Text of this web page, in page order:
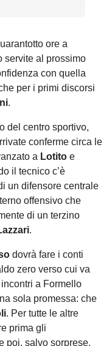
ore a
servite al prossimo
con quella
per i primi discorsi
.
del centro sportivo,
conferme circa le
a Lotito e
il tecnico c’è
un difensore centrale
offensivo che
di un terzino
.
dovrà fare i conti
zero verso cui va
a Formello
sola promessa: che
. Per tutte le altre
prima gli
poi, salvo sorprese,